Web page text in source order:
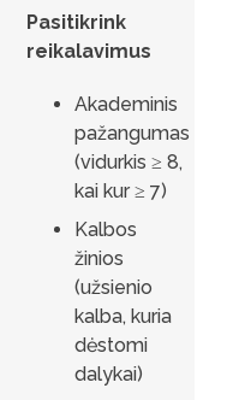
Pasitikrink
reikalavimus
Akademinis
pažangumas
(vidurkis ≥ 8,
kai kur ≥ 7)
Kalbos
žinios
(užsienio
kalba, kuria
dėstomi
dalykai)